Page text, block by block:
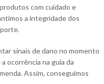
com cuidado e
a integridade dos
sinais de dano no momento
ocorrência na guia da
Assim, conseguimos